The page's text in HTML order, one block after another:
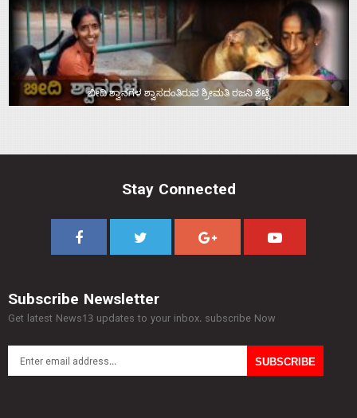
ಬೀದಿ ಶ್ವಾನಗಳ ಶ್ವಾಸದಂತಿರುವ ಶ್ರೀಮತಿ ರಜನಿ ಶೆಟ್ಟಿ
Stay Connected
Subscribe Newsletter
Get latest News13 updates to your inbox. subscribe Now